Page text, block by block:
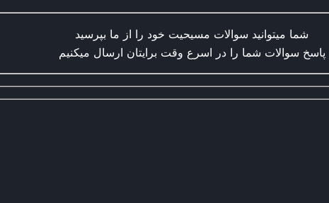
شما میتوانید سوالات مسیحیت خود را از ما بپرسید
پاسخ سوالات شما را در اسرع وقت برایتان ارسال میکنیم